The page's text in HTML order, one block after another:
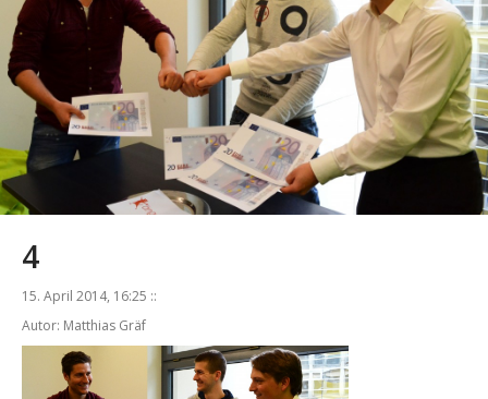
4
15. April 2014, 16:25 ::
Autor: Matthias Gräf